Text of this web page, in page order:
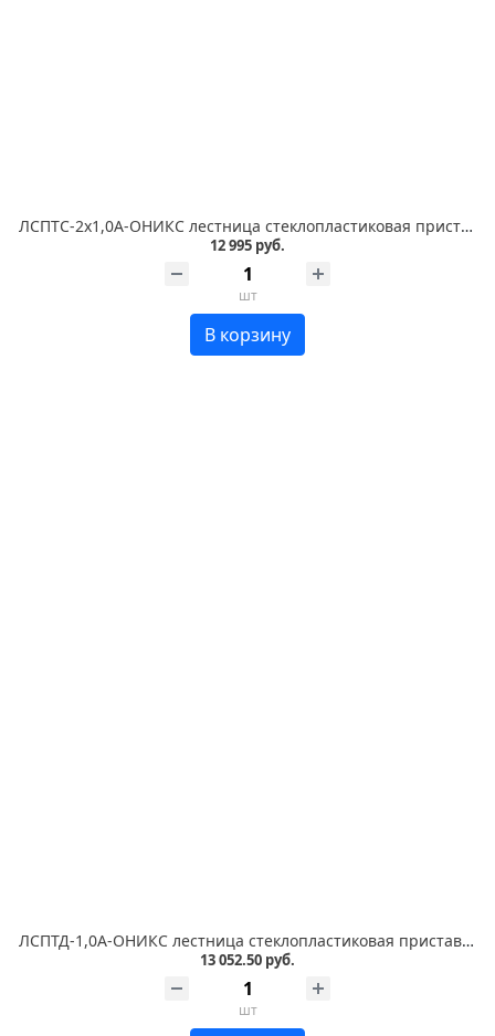
ЛСПТС-2х1,0А-ОНИКС лестница стеклопластиковая приставная, трансформируемая в стремянку с абразивным покрытием ступеней
12 995 руб.
шт
В корзину
ЛСПТД-1,0А-ОНИКС лестница стеклопластиковая приставная, трансформируемая в стремянку с абразивным покрытием ступеней
13 052.50 руб.
шт